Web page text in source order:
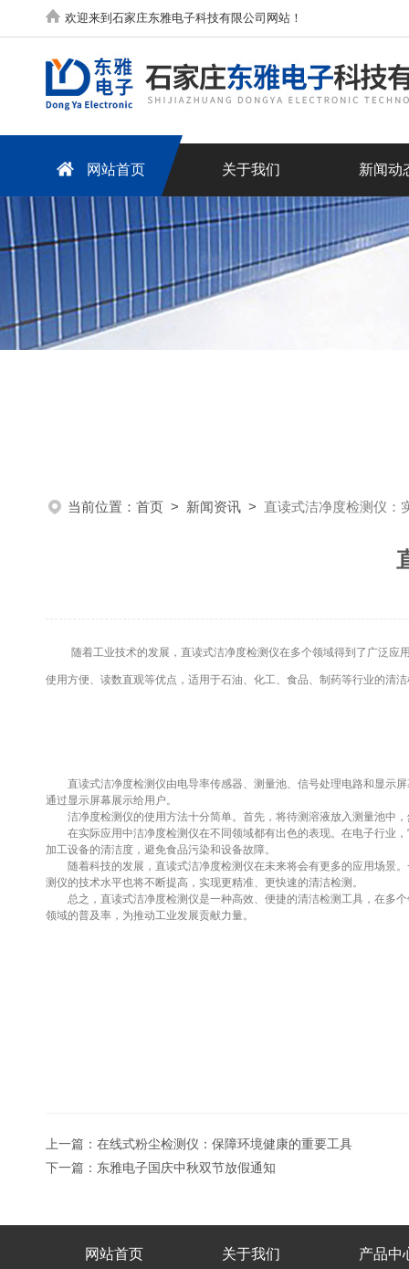
欢迎来到石家庄东雅电子科技有限公司网站！
网站首页 关于我们 新闻动
当前位置： 首页 > 新闻资讯 > 直读式洁净度检测仪：
随着工业技术的发展，直读式洁净度检测仪在多个领域得到了广泛应
使用方便、读数直观等优点，适用于石油、化工、食品、制药等行业的清
直读式洁净度检测仪由电导率传感器、测量池、信号处理电路和显示屏
通过显示屏幕展示给用户。
洁净度检测仪的使用方法十分简单。首先，将待测溶液放入测量池中，
在实际应用中洁净度检测仪在不同领域都有出色的表现。在电子行业，
加工设备的清洁度，避免食品污染和设备故障。
随着科技的发展，直读式洁净度检测仪在未来将会有更多的应用场景。
测仪的技术水平也将不断提高，实现更精准、更快速的清洁检测。
总之，直读式洁净度检测仪是一种高效、便捷的清洁检测工具，在多个
领域的普及率，为推动工业发展贡献力量。
上一篇： 在线式粉尘检测仪：保障环境健康的重要工具
下一篇： 东雅电子国庆中秋双节放假通知
网站首页 关于我们 产品中